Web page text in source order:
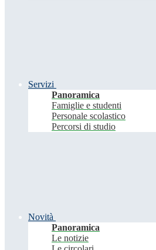
Servizi
Panoramica
Famiglie e studenti
Personale scolastico
Percorsi di studio
Novità
Panoramica
Le notizie